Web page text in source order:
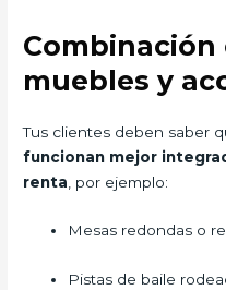
muebles y
Tus clientes deben saber
funcionan mejor
renta , por ejemplo:
Mesas redondas o
Pistas de baile